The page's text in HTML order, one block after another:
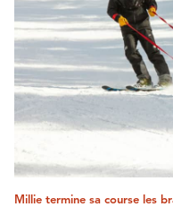
Millie termine sa course les